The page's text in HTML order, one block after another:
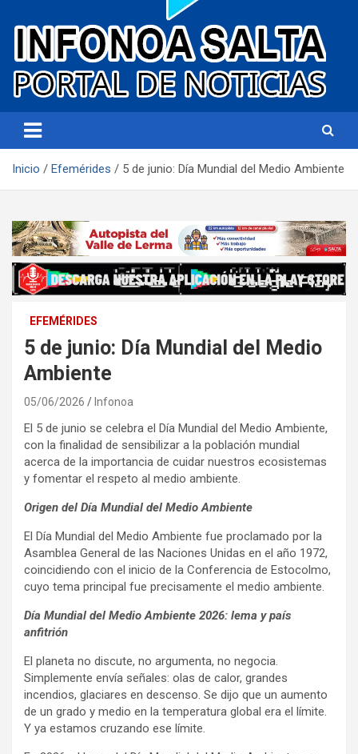
Infonoa Salta
Inicio Efemérides 5 de junio: Día Mundial del Medio Ambiente
EFEMÉRIDES
5 de junio: Día Mundial del Medio
Ambiente
05/06/2026 Infonoa
El 5 de junio se celebra el Día Mundial del Medio Ambiente,
con la finalidad de sensibilizar a la población mundial
acerca de la importancia de cuidar nuestros ecosistemas
y fomentar el respeto al medio ambiente.
Origen del Día Mundial del Medio Ambiente
El Día Mundial del Medio Ambiente fue proclamado por la
Asamblea General de las Naciones Unidas en el año 1972,
coincidiendo con el inicio de la Conferencia de Estocolmo,
cuyo tema principal fue precisamente el medio ambiente.
Día Mundial del Medio Ambiente 2026: lema y país
anfitrión
El planeta no discute, no argumenta, no negocia.
Simplemente envía señales: olas de calor, grandes
incendios, glaciares en descenso. Se dijo que un aumento
de un grado y medio en la temperatura global era el límite.
Y ya estamos cruzando ese límite.